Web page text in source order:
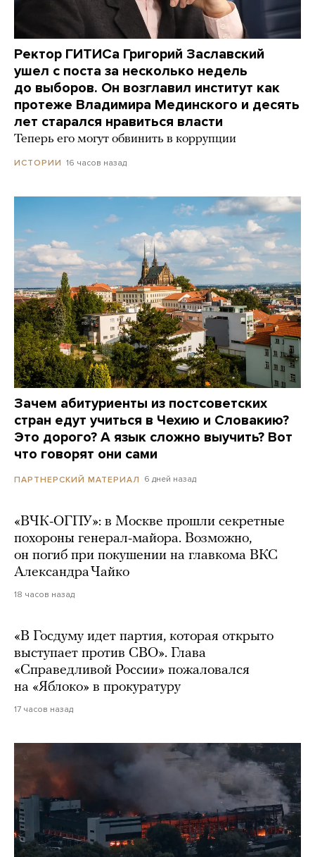
Ректор ГИТИСа Григорий Заславский
ушел с поста за несколько недель
до выборов. Он возглавил институт как
протеже Владимира Мединского и десять
лет старался нравиться власти
Теперь его могут обвинить в коррупции
ИСТОРИИ 16 часов назад
Зачем абитуриенты из постсоветских
стран едут учиться в Чехию и Словакию?
Это дорого? А язык сложно выучить? Вот
что говорят они сами
ПАРТНЕРСКИЙ МАТЕРИАЛ 6 дней назад
«ВЧК-ОГПУ»: в Москве прошли секретные
похороны генерал-майора. Возможно,
он погиб при покушении на главкома ВКС
Александра Чайко
18 часов назад
«В Госдуму идет партия, которая открыто
выступает против СВО». Глава
«Справедливой России» пожаловался
на «Яблоко» в прокуратуру
17 часов назад